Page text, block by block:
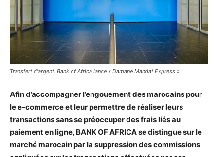
Transfert d'argent. Bank of Africa lance « Damane Mandat Express »
Afin d’accompagner l’engouement des marocains pour
le e-commerce et leur permettre de réaliser leurs
transactions sans se préoccuper des frais liés au
paiement en ligne, BANK OF AFRICA se distingue sur le
marché marocain par la suppression des commissions